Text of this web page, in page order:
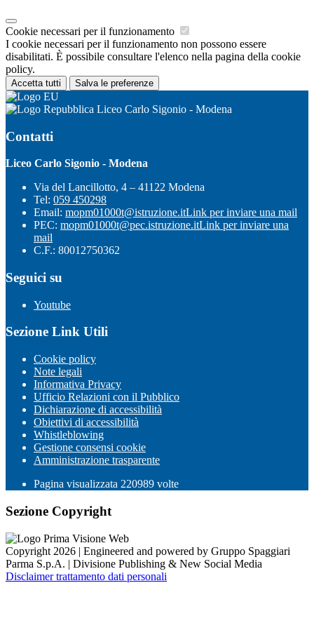
Cookie necessari per il funzionamento
I cookie necessari per il funzionamento non possono essere
disabilitati. È possibile consultare l'elenco nella pagina della cookie
policy.
Accetta tutti Salva le preferenze
Liceo Carlo Sigonio - Modena
Contatti
Liceo Carlo Sigonio - Modena
Via del Lancillotto, 4 – 41122 Modena
Tel: 059 450298
Email: mopm01000t@istruzione.itLink per inviare una mail
PEC: mopm01000t@pec.istruzione.itLink per inviare una
mail
C.F.: 80012750362
Seguici su
Youtube
Sezione Link Utili
Cookie policy
Note legali
Informativa Privacy
Ufficio Relazioni con il Pubblico
Dichiarazione di accessibilità
Obiettivi di accessibilità
Whistleblowing
Gestione consensi cookie
Amministrazione trasparente
Pagina visualizzata 220989 volte
Sezione Copyright
Copyright 2026 | Engineered and powered by Gruppo Spaggiari
Parma S.p.A. | Divisione Publishing & New Social Media
Disclaimer trattamento dati personali